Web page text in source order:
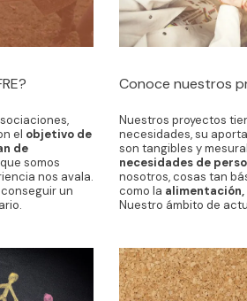
el objetivo de
de
somos
nos avala.
un
Conoce nuestros
Nuestros proyectos
necesidades, su
son tangibles y
necesidades de
nosotros, cosas tan
como la alimentación,
Nuestro ámbito de